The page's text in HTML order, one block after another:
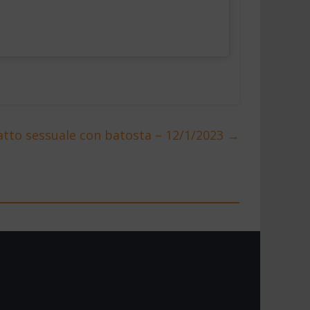
sessuale con batosta – 12/1/2023 →